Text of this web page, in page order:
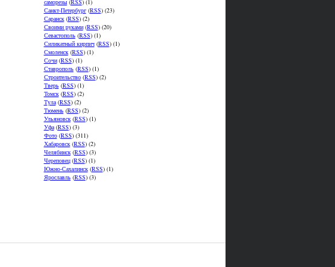
Санкт-Петербург(RSS) (23)
Саранск(RSS) (2)
Своими руками(RSS) (20)
Севастополь(RSS) (1)
Силикатный кирпич(RSS) (1)
Смоленск(RSS) (1)
Сочи(RSS) (1)
Ставрополь(RSS) (1)
Строительство(RSS) (2)
Тверь(RSS) (1)
Томск(RSS) (2)
Тула(RSS) (2)
Тюмень(RSS) (2)
Ульяновск(RSS) (1)
Уфа(RSS) (3)
Фото(RSS) (311)
Хабаровск(RSS) (2)
Челябинск(RSS) (3)
Череповец(RSS) (1)
Южно-Сахалинск(RSS) (1)
Ярославль(RSS) (3)